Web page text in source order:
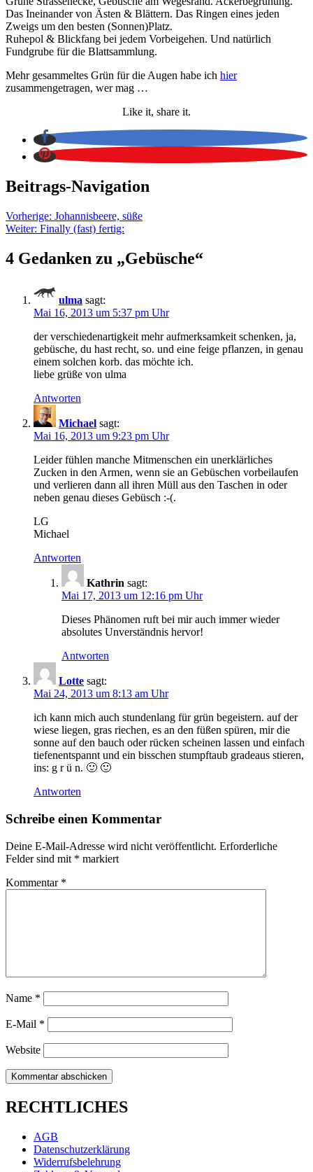
Das Ineinander von Ästen & Blättern. Das Ringen eines jeden
Zweigs um den besten (Sonnen)Platz.
Ruhepol & Blickfang bei jedem Vorbeigehen. Und natürlich
Fundgrube für die Blattsammlung.
Mehr gesammeltes Grün für die Augen habe ich hier
zusammengetragen, wer mag …
Like it, share it.
Beitrags-Navigation
Vorherige: Johannisbeere, süße
Weiter: Finally (fast) fertig:
4 Gedanken zu „Gebüsche“
ulma sagt:
Mai 16, 2013 um 5:37 pm Uhr
der verschiedenartigkeit mehr aufmerksamkeit schenken, ja,
gebüsche, du hast recht, so. und eine feige pflanzen, in genau
einem solchen korb. das möchte ich.
liebe grüße von ulma
Antworten
Michael sagt:
Mai 16, 2013 um 9:23 pm Uhr
Leider fühlen manche Mitmenschen ein unerklärliches
Zucken in den Armen, wenn sie an Gebüschen vorbeilaufen
und verlieren dann all ihren Müll aus den Taschen in oder
neben genau dieses Gebüsch :-(.
LG
Michael
Antworten
Kathrin sagt:
Mai 17, 2013 um 12:16 pm Uhr
Dieses Phänomen ruft bei mir auch immer wieder
absolutes Unverständnis hervor!
Antworten
Lotte sagt:
Mai 24, 2013 um 8:13 am Uhr
ich kann mich auch stundenlang für grün begeistern. auf der
wiese liegen, gras riechen, es an den füßen spüren, mir die
sonne auf den bauch oder rücken scheinen lassen und einfach
tiefenentspannt und ein bisschen stumpftaub gradeaus stieren,
ins: g r ü n. 🙂 🙂
Antworten
Schreibe einen Kommentar
Deine E-Mail-Adresse wird nicht veröffentlicht. Erforderliche
Felder sind mit * markiert
Kommentar *
Name *
E-Mail *
Website
RECHTLICHES
AGB
Datenschutzerklärung
Widerrufsbelehrung